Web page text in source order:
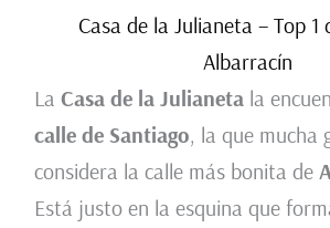
Casa de la Julianeta – Top 1
Albarracín
La Casa de la Julianetala
calle de Santiago, la que mucha
considera la calle más bonita de
Está justo en la esquina que